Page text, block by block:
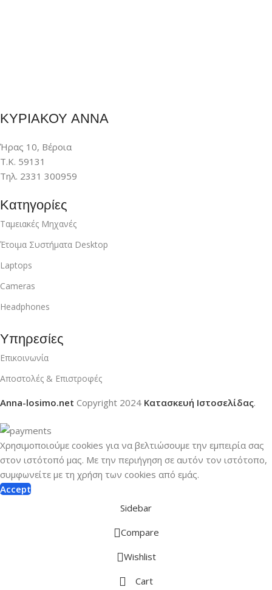
ΚΥΡΙΑΚΟΥ ΑΝΝΑ
Ήρας 10, Βέροια
Τ.Κ. 59131
Τηλ. 2331 300959
Κατηγορίες
Ταμειακές Μηχανές
Έτοιμα Συστήματα Desktop
Laptops
Cameras
Headphones
Υπηρεσίες
Επικοινωνία
Αποστολές & Επιστροφές
Anna-losimo.net Copyright 2024 Κατασκευή Ιστοσελίδας.
Χρησιμοποιούμε cookies για να βελτιώσουμε την εμπειρία σας
στον ιστότοπό μας. Με την περιήγηση σε αυτόν τον ιστότοπο,
συμφωνείτε με τη χρήση των cookies από εμάς.
Accept
Sidebar
Compare
Wishlist
Cart